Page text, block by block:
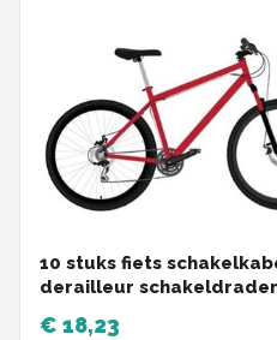
10 stuks fiets
derailleur
mountainbike, racefiets
€ 18,23